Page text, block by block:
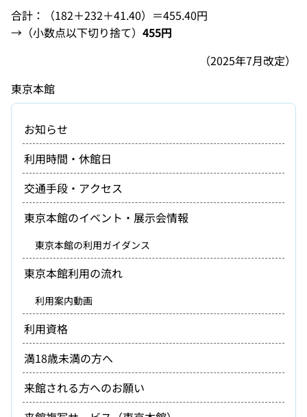
合計：（182＋232＋41.40）＝455.40円
→（小数点以下切り捨て） 455円
（2025年7月改定）
東京本館
お知らせ
利用時間・休館日
交通手段・アクセス
東京本館のイベント・展示会情報
東京本館の利用ガイダンス
東京本館利用の流れ
利用案内動画
利用資格
満18歳未満の方へ
来館される方へのお願い